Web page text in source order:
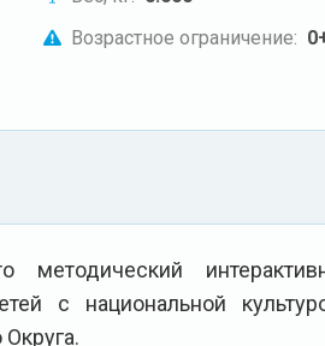
Возрастное ограничение:
с национальной